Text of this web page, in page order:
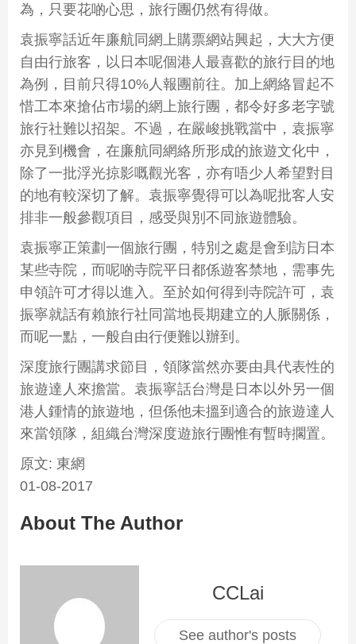
為，只要花啲心思，旅行團仍然有得做。
袁振寧話近年廉航同網上購票網站興起，大大方便
自由行旅客，以日本呢個港人最喜歡的旅行目的地
為例，目前只得10%人報團前往。加上網絡冒起不
惜工本來搶佔市場的網上旅行團，都令好多老字號
旅行社難以招架。不過，在嚴峻挑戰當中，袁振寧
亦見到機會，在廉航同網絡所形成的旅遊文化中，
除了一批浮光掠影嘅觀光客，亦有唔少人希望對目
的地有較深切了解。袁振寧覺得可以為呢批客人安
排非一般參觀項目，感受與別不同旅遊體驗。
袁振寧正策劃一個旅行團，特別之處是會到訪日本
某些寺院，而呢啲寺院平日都係遊客禁地，需事先
申領許可才得以進入。至於如何得到寺院許可，袁
振寧就話有賴旅行社同當地長期建立的人脈關係，
而呢一點，一般自由行便難以辦到。
深度旅行團講求節目，領隊當然亦要由具代表性的
旅遊達人來擔當。袁振寧話台灣是日本以外另一個
港人鍾情的旅遊地，但係他未搵到適合的旅遊達人
來當領隊，組織台灣深度遊旅行團惟有暫時擱置。
原文: 東網
01-08-2017
About The Author
CCLai
See author's posts